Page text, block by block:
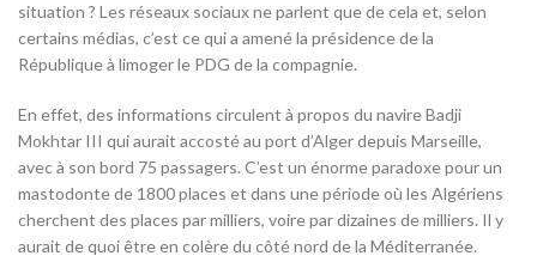
situation ? Les réseaux sociaux ne parlent que de cela et, selon
certains médias, c’est ce qui a amené la présidence de la
République à limoger le PDG de la compagnie.
En effet, des informations circulent à propos du navire Badji
Mokhtar III qui aurait accosté au port d’Alger depuis Marseille,
avec à son bord 75 passagers. C’est un énorme paradoxe pour un
mastodonte de 1800 places et dans une période où les Algériens
cherchent des places par milliers, voire par dizaines de milliers. Il y
aurait de quoi être en colère du côté nord de la Méditerranée.